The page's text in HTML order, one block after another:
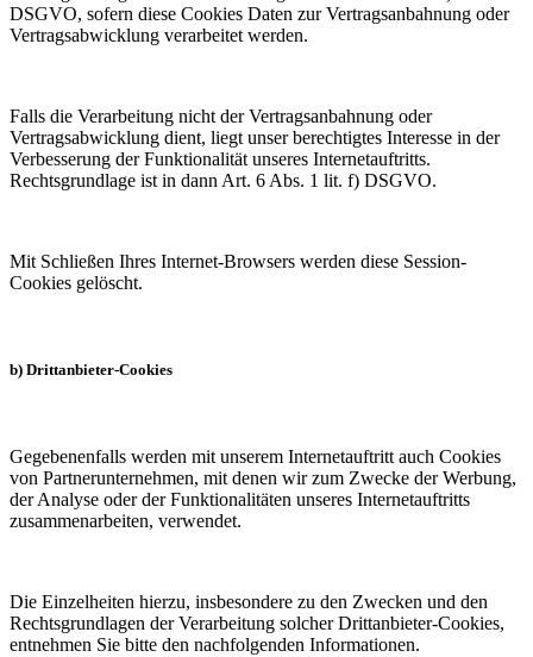
DSGVO, sofern diese Cookies Daten zur Vertragsanbahnung oder
Vertragsabwicklung verarbeitet werden.
Falls die Verarbeitung nicht der Vertragsanbahnung oder
Vertragsabwicklung dient, liegt unser berechtigtes Interesse in der
Verbesserung der Funktionalität unseres Internetauftritts.
Rechtsgrundlage ist in dann Art. 6 Abs. 1 lit. f) DSGVO.
Mit Schließen Ihres Internet-Browsers werden diese Session-
Cookies gelöscht.
b) Drittanbieter-Cookies
Gegebenenfalls werden mit unserem Internetauftritt auch Cookies
von Partnerunternehmen, mit denen wir zum Zwecke der Werbung,
der Analyse oder der Funktionalitäten unseres Internetauftritts
zusammenarbeiten, verwendet.
Die Einzelheiten hierzu, insbesondere zu den Zwecken und den
Rechtsgrundlagen der Verarbeitung solcher Drittanbieter-Cookies,
entnehmen Sie bitte den nachfolgenden Informationen.